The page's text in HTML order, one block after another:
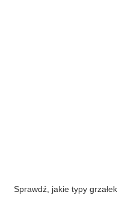
Sprawdź, jakie typy